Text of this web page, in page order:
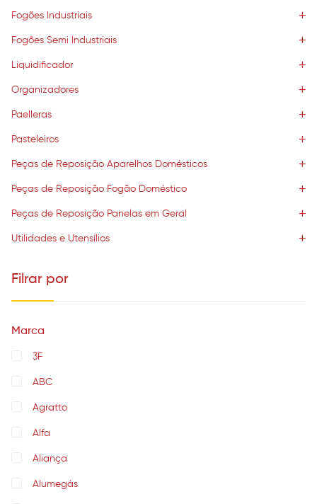
Fogões Industriais
Fogões Semi Industriais
Liquidificador
Organizadores
Paelleras
Pasteleiros
Peças de Reposição Aparelhos Domésticos
Peças de Reposição Fogão Doméstico
Peças de Reposição Panelas em Geral
Utilidades e Utensílios
Filrar por
Marca
3F
ABC
Agratto
Alfa
Aliança
Alumegás